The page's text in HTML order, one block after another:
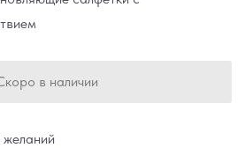
в наличии